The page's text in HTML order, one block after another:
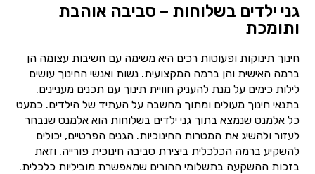
גני ילדים בשלוחות – סביבה אוהבת
ותומכת
חינוך תינוקות ופעוטות רכים היא משימה עם חשיבות עצומה הן
ברמה האישית והן ברמה המקצועית. נשות ואנשי החינוך עושים
לילות כימים על מנת להעניק חוויית תינוך עם תכנים מעניינים.
בתנאי חינוך מעולים ומתוך מחשבה על העתיד של הילדים. כמעט
כל אלמנט שנמצא בתוך גני ילדים בשלוחות הוא אלמנט שנבחר
לעזור ולהשיג את המטרות החינוכיות. הגנים הפרטיים, יכולים
להשקיע ברמה הכלכלית ביצירת סביבה חינוכית פורייה. וזאת
בזכות ההשקעה בתשלומי ההורים שמאפשרת מוביליות כלכלית.